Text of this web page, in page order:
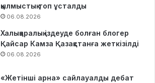
қылмыстық топ ұсталды
06.08.2026
Халықаралық іздеуде болған блогер
Қайсар Камза Қазақстанға жеткізілді
06.08.2026
«Жетінші арна» сайлауалды дебат